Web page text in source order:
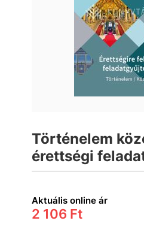
Történelem
érettségi
9-12. évfolyam
Aktuális online ár
2 106 Ft